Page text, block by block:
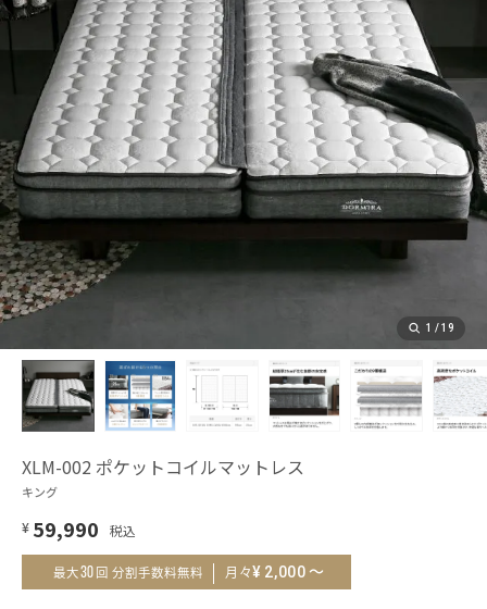
1 /19
キング
XLM-002 ポケットコイルマットレス
¥ 59,990
最大30 回 分割手数料無料 月々¥ 2,000～